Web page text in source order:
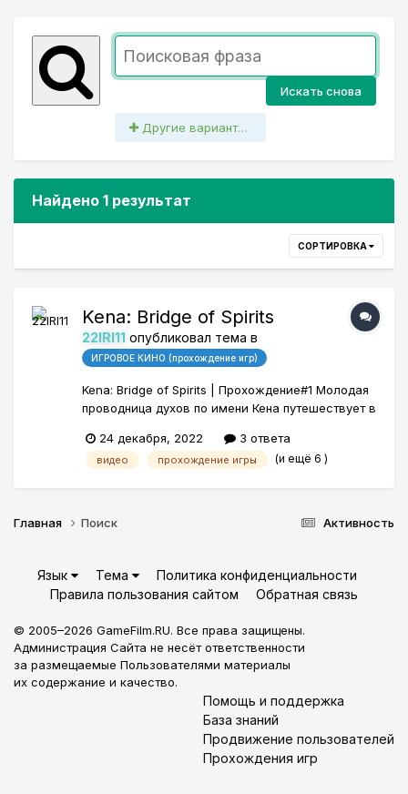
Искать снова
Другие варианты поиска
Найдено 1 результат
СОРТИРОВКА
Kena: Bridge of Spirits
22IRI11 опубликовал тема в
ИГРОВОЕ КИНО (прохождение игр)
Kena: Bridge of Spirits | Прохождение#1 Молодая
проводница духов по имени Кена путешествует в
священный Горный храм.
24 декабря, 2022 3 ответа
видео прохождение игры (и ещё 6 )
Активность
Главная Поиск
Язык Тема
Политика конфиденциальности
Правила пользования сайтом
Обратная связь
© 2005–2026 GameFilm.RU. Все права защищены.
Администрация Сайта не несёт ответственности
за размещаемые Пользователями материалы
их содержание и качество.
Помощь и поддержка
База знаний
Продвижение пользователей
Прохождения игр